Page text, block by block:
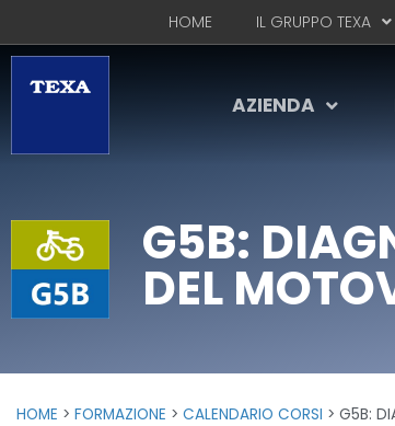
HOME IL GRUPPO TEXA
AZIENDA
G5B:
DEL
HOME FORMAZIONE CALENDARIO CORSI G5B: